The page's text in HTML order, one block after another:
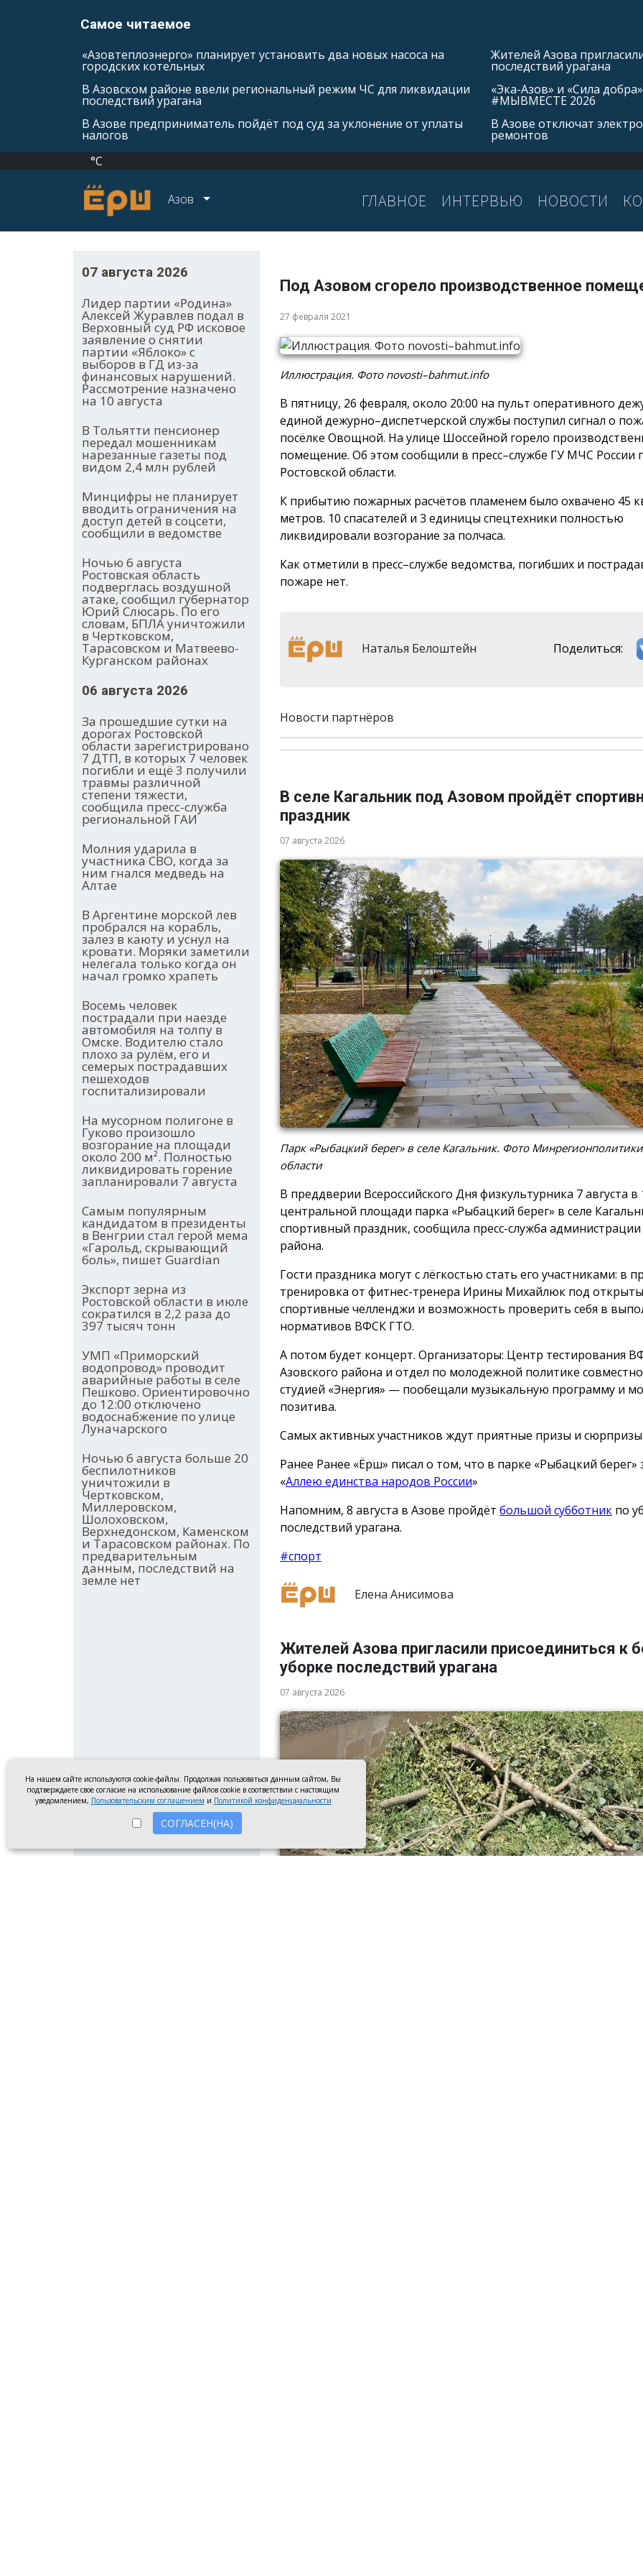
Самое читаемое
«Азовтеплоэнерго» планирует установить два новых насоса на
городских котельных
В Азовском районе ввели региональный режим ЧС для ликвидации
последствий урагана
В Азове предприниматель пойдёт под суд за уклонение от уплаты
налогов
Жителей Азова
последствий урагана
«Эка-Азов» и «Сила
#МЫВМЕСТЕ 2026
В Азове отключат
ремонтов
°C
Азов ГЛАВНОЕ ИНТЕРВЬЮ НОВОСТИ
07 августа 2026
Лидер партии «Родина»
Алексей Журавлев подал в
Верховный суд РФ исковое
заявление о снятии
партии «Яблоко» с
выборов в ГД из-за
финансовых нарушений.
Рассмотрение назначено
на 10 августа
В Тольятти пенсионер
передал мошенникам
нарезанные газеты под
видом 2,4 млн рублей
Минцифры не планирует
вводить ограничения на
доступ детей в соцсети,
сообщили в ведомстве
Ночью 6 августа
Ростовская область
подверглась воздушной
атаке, сообщил губернатор
Юрий Слюсарь. По его
словам, БПЛА уничтожили
в Чертковском,
Тарасовском и Матвеево-
Курганском районах
06 августа 2026
За прошедшие сутки на
дорогах Ростовской
области зарегистрировано
7 ДТП, в которых 7 человек
погибли и ещё 3 получили
травмы различной
степени тяжести,
сообщила пресс-служба
региональной ГАИ
Молния ударила в
участника СВО, когда за
ним гнался медведь на
Алтае
В Аргентине морской лев
пробрался на корабль,
залез в каюту и уснул на
кровати. Моряки заметили
нелегала только когда он
начал громко храпеть
Восемь человек
пострадали при наезде
автомобиля на толпу в
Омске. Водителю стало
плохо за рулём, его и
семерых пострадавших
пешеходов
госпитализировали
На мусорном полигоне в
Гуково произошло
возгорание на площади
около 200 м². Полностью
ликвидировать горение
запланировали 7 августа
Самым популярным
кандидатом в президенты
в Венгрии стал герой мема
«Гарольд, скрывающий
боль», пишет Guardian
Экспорт зерна из
Ростовской области в июле
сократился в 2,2 раза до
397 тысяч тонн
УМП «Приморский
водопровод» проводит
аварийные работы в селе
Пешково. Ориентировочно
до 12:00 отключено
водоснабжение по улице
Луначарского
Ночью 6 августа больше 20
беспилотников
уничтожили в
Чертковском,
Миллеровском,
Шолоховском,
Верхнедонском, Каменском
и Тарасовском районах. По
предварительным
данным, последствий на
земле нет
Под Азовом сгорело производственное
27 февраля 2021
Иллюстрация. Фото novosti–bahmut.info
В пятницу, 26 февраля, около 20:00 на пульт оперативного
единой дежурно–диспетчерской службы поступил сигнал о
посёлке Овощной. На улице Шоссейной горело
помещение. Об этом сообщили в пресс–службе ГУ МЧС России
Ростовской области.
К прибытию пожарных расчётов пламенем было охвачено 45
метров. 10 спасателей и 3 единицы спецтехники полностью
ликвидировали возгорание за полчаса.
Как отметили в пресс–службе ведомства, погибших и
пожаре нет.
Наталья Белоштейн Поделиться:
Новости партнёров
В селе Кагальник под Азовом пройдёт
праздник
07 августа 2026
Парк «Рыбацкий берег» в селе Кагальник. Фото
области
В преддверии Всероссийского Дня физкультурника 7 августа в
центральной площади парка «Рыбацкий берег» в селе
спортивный праздник, сообщила пресс-служба администрации
района.
Гости праздника могут с лёгкостью стать его участниками: в
тренировка от фитнес-тренера Ирины Михайлюк под
спортивные челленджи и возможность проверить себя в
нормативов ВФСК ГТО.
А потом будет концерт. Организаторы: Центр тестирования
Азовского района и отдел по молодежной политике
студией «Энергия» — пообещали музыкальную программу и
позитива.
Самых активных участников ждут приятные призы и
Ранее Ранее «Ёрш» писал о том, что в парке «Рыбацкий берег»
«Аллею единства народов России»
Напомним, 8 августа в Азове пройдёт большой субботник по
последствий урагана.
#спорт
Елена Анисимова
Жителей Азова пригласили присоединиться к
уборке последствий урагана
07 августа 2026
На нашем сайте используются cookie-файлы. Продолжая пользоваться данным сайтом, Вы
подтверждаете свое согласие на использование файлов cookie в соответствии с настоящим
уведомлением, Пользовательским соглашением и Политикой конфиденциальности
СОГЛАСЕН(НА)